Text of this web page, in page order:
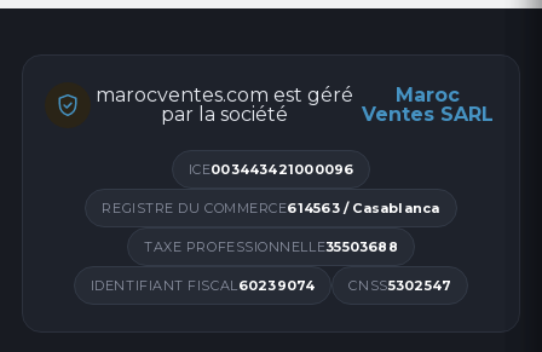
marocventes.com est géré
par la société
Maroc
Ventes SARL
ICE003443421000096
REGISTRE DU COMMERCE614563 / Casablanca
TAXE PROFESSIONNELLE35503688
IDENTIFIANT FISCAL60239074 CNSS5302547